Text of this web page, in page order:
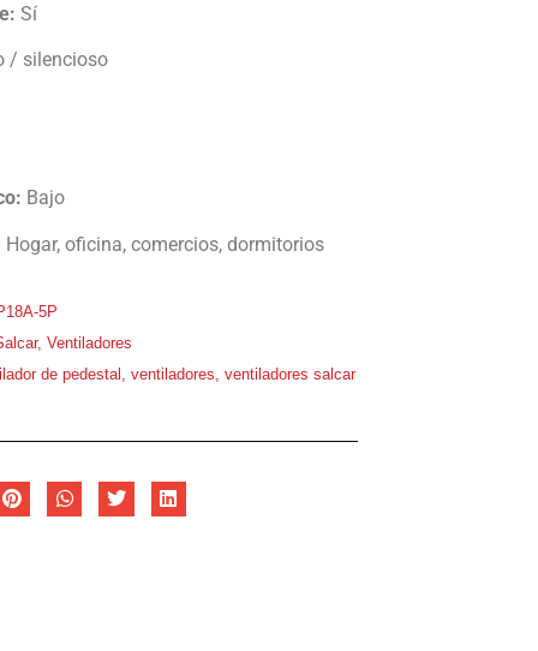
Sí
/ silencioso
Bajo
Hogar, oficina, comercios, dormitorios
5P
, Ventiladores
de pedestal , ventiladores, ventiladores salcar